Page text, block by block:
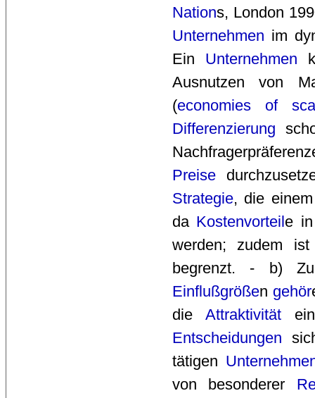
Nations, London
Unternehmen im
Ein Unternehmen
Ausnutzen von
(economies of
Differenzierung
Preise
Strategie, die
da Kostenvorteile
werden; zudem
begrenzt. - b)
Einflußgrößen gehör
die Attraktivität
Entscheidungen
tätigen
von besonderer